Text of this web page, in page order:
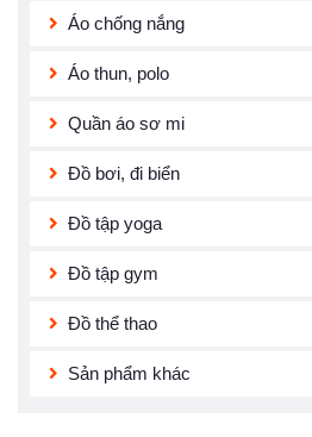
Áo chống nắng
Áo thun, polo
Quần áo sơ mi
Đồ bơi, đi biển
Đồ tập yoga
Đồ tập gym
Đồ thể thao
Sản phẩm khác